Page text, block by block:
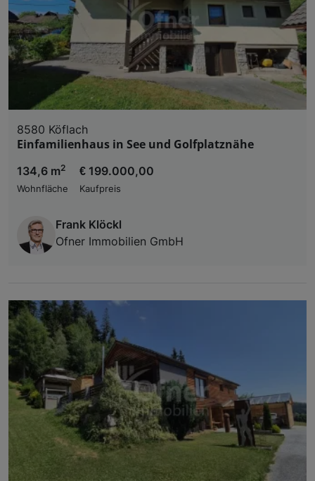
8580 Köflach
Einfamilienhaus in See und Golfplatznähe
134,6 m2
Wohnfläche
€ 199.000,00
Kaufpreis
Frank Klöckl
Ofner Immobilien GmbH